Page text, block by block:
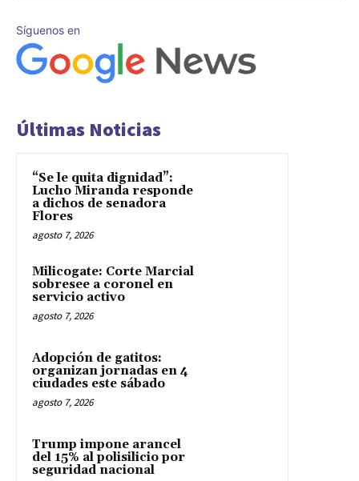
Síguenos en
Últimas Noticias
“Se le quita dignidad”:
Lucho Miranda responde
a dichos de senadora
Flores
agosto 7, 2026
Milicogate: Corte Marcial
sobresee a coronel en
servicio activo
agosto 7, 2026
Adopción de gatitos:
organizan jornadas en 4
ciudades este sábado
agosto 7, 2026
Trump impone arancel
del 15% al polisilicio por
seguridad nacional